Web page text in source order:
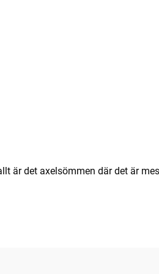
är det axelsömmen där det är